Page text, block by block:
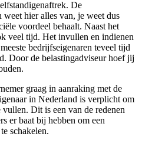
De
hier alles van, je weet dus
voordeel behaalt. Naast het
veel tijd. Het invullen en indienen
bedrijfseigenaren teveel tijd
Door de belastingadviseur hoef jij
graag in aanraking met de
in Nederland is verplicht om
Dit is een van de redenen
er baat bij hebben om een
schakelen.